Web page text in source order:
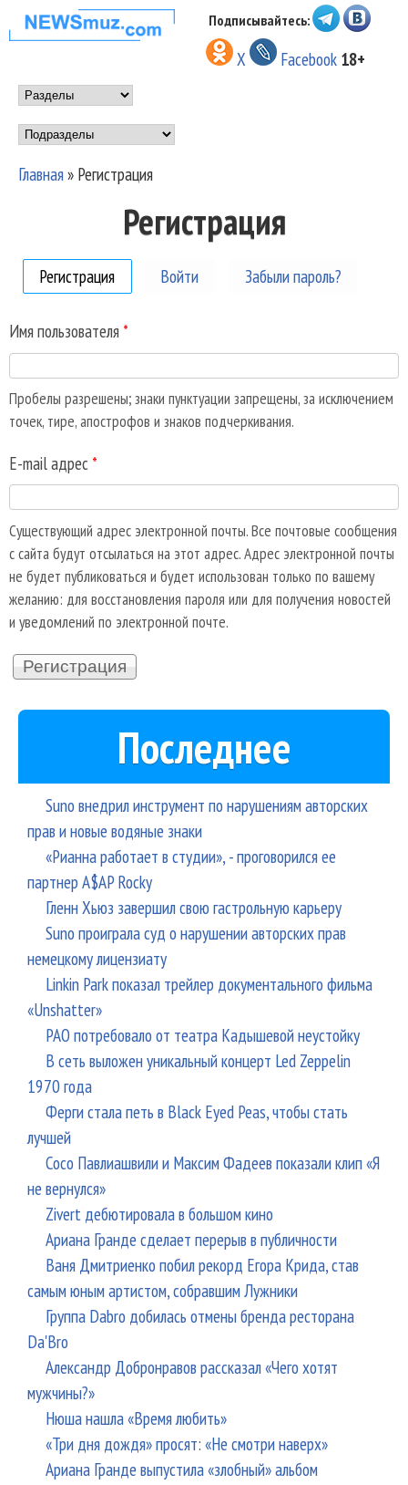
Перейти к основному
содержанию
НОВОСТИ
МУЗЫКИ И
ШОУ БИЗНЕСА
NEWSMUZ.COM
Подписывайтесь:
X Facebook 18+
Main menu
Подразделы
Главная» Регистрация
Регистрация
Регистрация (активная вкладка)
Войти Забыли пароль?
Имя пользователя *
Пробелы разрешены; знаки пунктуации запрещены, за исключением
точек, тире, апострофов и знаков подчеркивания.
E-mail адрес *
Существующий адрес электронной почты. Все почтовые сообщения
с сайта будут отсылаться на этот адрес. Адрес электронной почты
не будет публиковаться и будет использован только по вашему
желанию: для восстановления пароля или для получения новостей
и уведомлений по электронной почте.
Последнее
Suno внедрил инструмент по нарушениям авторских
прав и новые водяные знаки
«Рианна работает в студии», - проговорился ее
партнер A$AP Rocky
Гленн Хьюз завершил свою гастрольную карьеру
Suno проиграла суд о нарушении авторских прав
немецкому лицензиату
Linkin Park показал трейлер документального фильма
«Unshatter»
РАО потребовало от театра Кадышевой неустойку
В сеть выложен уникальный концерт Led Zeppelin
1970 года
Ферги стала петь в Black Eyed Peas, чтобы стать
лучшей
Сосо Павлиашвили и Максим Фадеев показали клип «Я
не вернулся»
Zivert дебютировала в большом кино
Ариана Гранде сделает перерыв в публичности
Ваня Дмитриенко побил рекорд Егора Крида, став
самым юным артистом, собравшим Лужники
Группа Dabro добилась отмены бренда ресторана
Da'Bro
Александр Добронравов рассказал «Чего хотят
мужчины?»
Нюша нашла «Время любить»
«Три дня дождя» просят: «Не смотри наверх»
Ариана Гранде выпустила «злобный» альбом